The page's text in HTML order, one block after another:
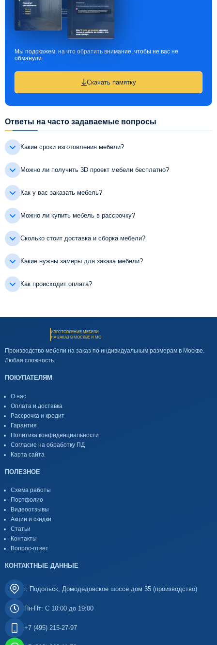
Мы подскажем, на что обратить внимание, чтобы не вас не
обманули.
Скачать памятку
Ответы на часто задаваемые вопросы
Какие сроки изготовления мебели?
Можно ли получить 3D проект мебели бесплатно?
Как у вас заказать мебель?
Можно ли купить мебель в рассрочку?
Сколько стоит доставка и сборка мебели?
Какие нужны замеры для заказа мебели?
Как происходит оплата?
ИЗГОТОВЛЕНИЕ МЕБЕЛИ
НА ЗАКАЗ В МОСКВЕ И МО
Производство мебели на заказ по индивидуальным размерам в Москве.
Любая сложность.
ПОКУПАТЕЛЯМ
О нас
Оплата и доставка
Рассрочка и кредит
Гарантия
Политика конфиденциальности
Согласие на обработку ПД
Карта сайта
ПОЛЕЗНОЕ
Схема работы
Портфолио
Видеоотзывы
Акции и скидки
Статьи
Контакты
Вопрос-ответ
КОНТАКТНЫЕ ДАННЫЕ
г. Подольск, Домодедовское шоссе дом 35 (производство)
Пн-Пт: С 10:00 до 19:00
+7 (495) 215-27-97